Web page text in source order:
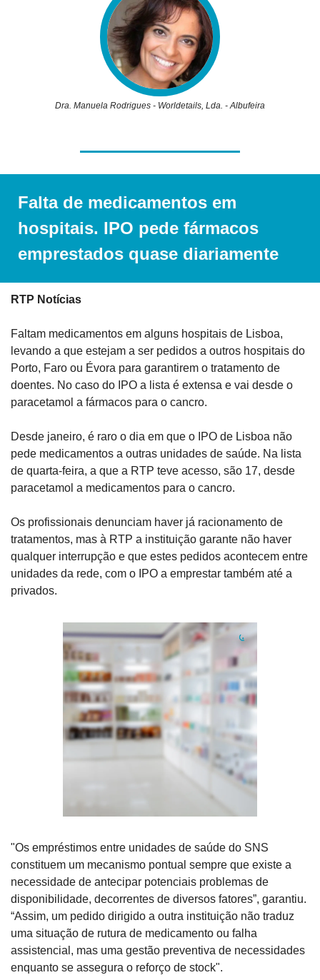
Dra. Manuela Rodrigues - Worldetails, Lda. - Albufeira
Falta de medicamentos em
hospitais. IPO pede fármacos
emprestados quase diariamente
RTP Notícias
Faltam medicamentos em alguns hospitais de Lisboa,
levando a que estejam a ser pedidos a outros hospitais do
Porto, Faro ou Évora para garantirem o tratamento de
doentes. No caso do IPO a lista é extensa e vai desde o
paracetamol a fármacos para o cancro.
Desde janeiro, é raro o dia em que o IPO de Lisboa não
pede medicamentos a outras unidades de saúde. Na lista
de quarta-feira, a que a RTP teve acesso, são 17, desde
paracetamol a medicamentos para o cancro.
Os profissionais denunciam haver já racionamento de
tratamentos, mas à RTP a instituição garante não haver
qualquer interrupção e que estes pedidos acontecem entre
unidades da rede, com o IPO a emprestar também até a
privados.
"Os empréstimos entre unidades de saúde do SNS
constituem um mecanismo pontual sempre que existe a
necessidade de antecipar potenciais problemas de
disponibilidade, decorrentes de diversos fatores”, garantiu.
“Assim, um pedido dirigido a outra instituição não traduz
uma situação de rutura de medicamento ou falha
assistencial, mas uma gestão preventiva de necessidades
enquanto se assegura o reforço de stock".